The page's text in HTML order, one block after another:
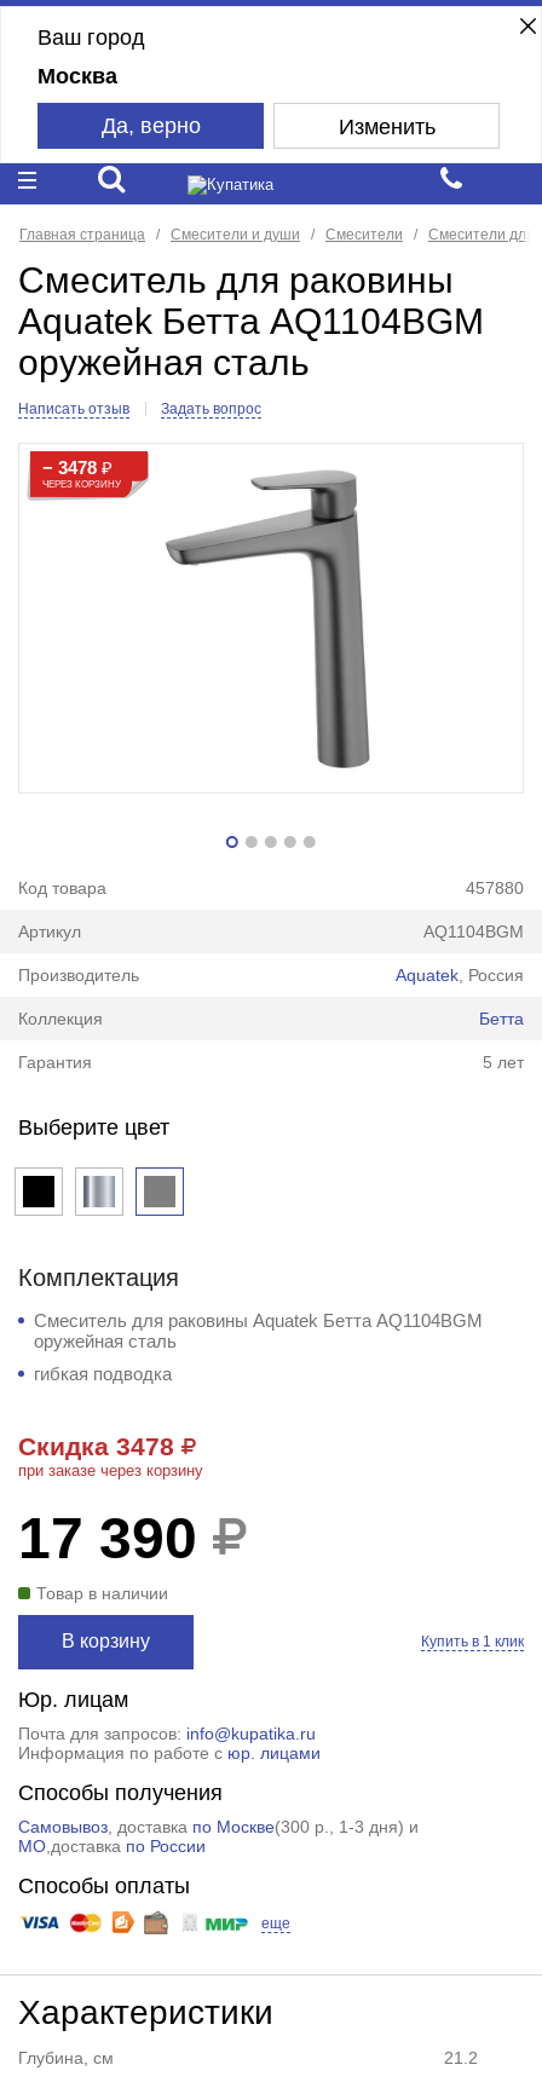
Ваш город
Москва
Да, верно Изменить
Главная страница Смесители и души Смесители Смесители для
Смеситель для раковины
Aquatek Бетта AQ1104BGM
оружейная сталь
Написать отзыв Задать вопрос
− 3478₽
ЧЕРЕЗ КОРЗИНУ
Код товара 457880
Артикул AQ1104BGM
Производитель Aquatek , Россия
Коллекция Бетта
Гарантия 5 лет
Выберите цвет
Комплектация
Смеситель для раковины Aquatek Бетта AQ1104BGM
оружейная сталь
гибкая подводка
Скидка 3478
при заказе через корзину
17 390
Товар в наличии
В корзину Купить в 1 клик
Юр. лицам
Почта для запросов: info@kupatika.ru
Информация по работе с юр. лицами
Способы получения
Самовывоз, доставка по Москве(300 р.
, 1-3 дня) и
МО,доставка по России
Способы оплаты
еще
Характеристики
Глубина, см 21.2